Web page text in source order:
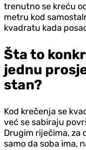
trenutno se kreću
metru kod
kvadratu kada
Šta to
jednu
stan?
Kod krečenja se
već se sabiraju
Drugim riječima, za
samo da soba ima,